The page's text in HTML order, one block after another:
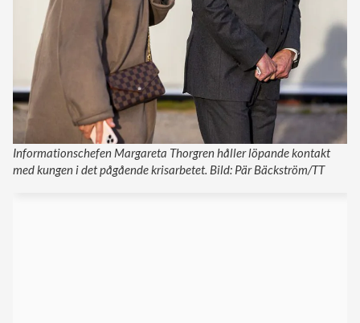
Informationschefen Margareta Thorgren håller löpande kontakt
med kungen i det pågående krisarbetet. Bild: Pär Bäckström/TT